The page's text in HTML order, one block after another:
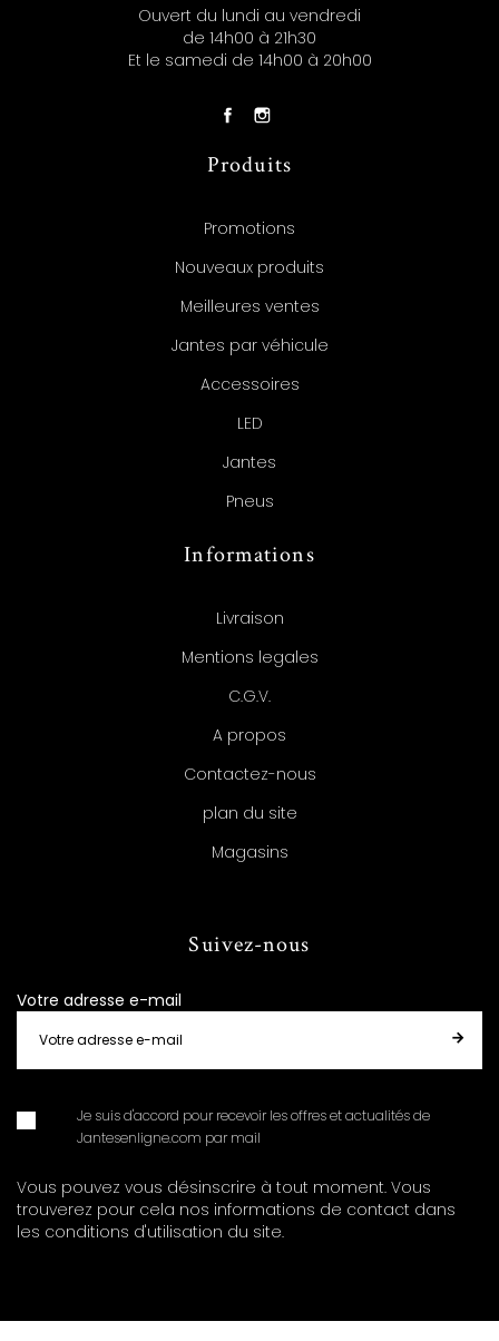
Ouvert du lundi au vendredi
de 14h00 à 21h30
Et le samedi de 14h00 à 20h00
Produits
Promotions
Nouveaux produits
Meilleures ventes
Jantes par véhicule
Accessoires
LED
Jantes
Pneus
Informations
Livraison
Mentions legales
C.G.V.
A propos
Contactez-nous
plan du site
Magasins
Suivez-nous
Votre adresse e-mail
Je suis d'accord pour recevoir les offres et actualités de
Jantesenligne.com par mail
Vous pouvez vous désinscrire à tout moment. Vous
trouverez pour cela nos informations de contact dans
les conditions d'utilisation du site.